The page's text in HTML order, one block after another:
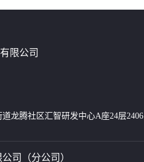
限公司
龙腾社区汇智研发中心A座24层2406
司（分公司）